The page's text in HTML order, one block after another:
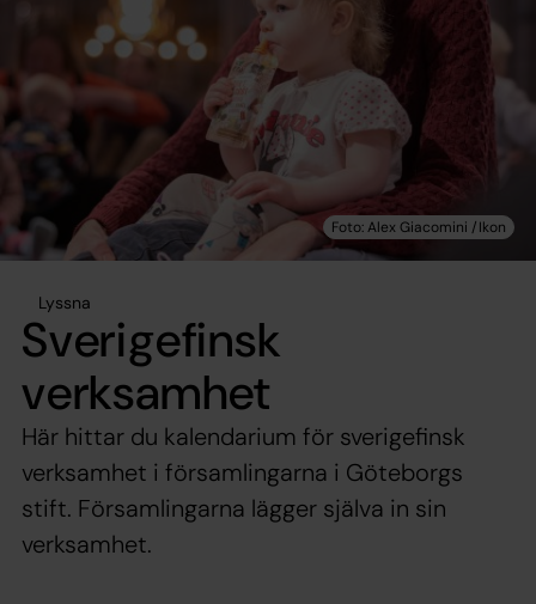
Lyssna
Sverigefinsk
verksamhet
Här hittar du kalendarium för sverigefinsk
verksamhet i församlingarna i Göteborgs
stift. Församlingarna lägger själva in sin
verksamhet.